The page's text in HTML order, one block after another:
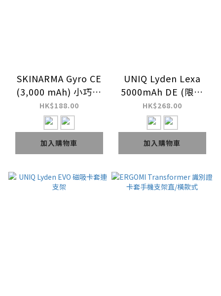
SKINARMA Gyro CE
(3,000 mAh) 小巧手
提式手持風扇
HK$188.00
加入購物車
UNIQ Lyden Lexa
5000mAh DE (限量
版) Chromatica 系列
PD20W 磁吸皮革無線
快充行動電源
HK$268.00
加入購物車